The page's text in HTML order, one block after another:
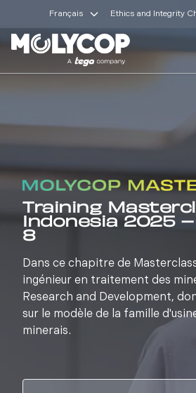
Français Ethics and Integrity
Training
Indonesia 2025
8
Dans ce chapitre de
ingénieur en traitement des
Research and Development,
sur le modèle de la famille
minerais.